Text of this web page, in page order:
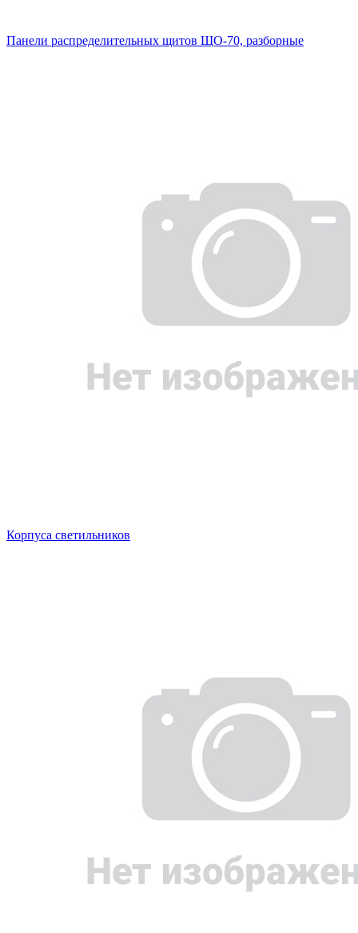
Панели распределительных щитов ЩО-70, разборные
Корпуса светильников